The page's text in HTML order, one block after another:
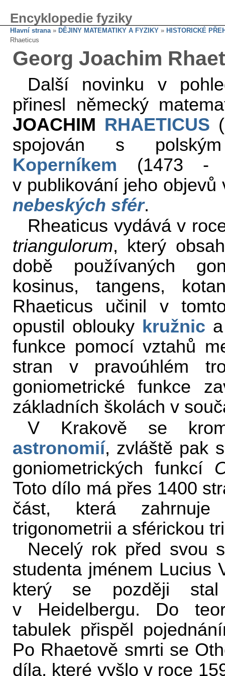
Encyklopedie fyziky
Hlavní strana» DĚJINY MATEMATIKY A FYZIKY » HISTORICKÉ
Rhaeticus
Georg Joachim
Další novinku v
přinesl německý
JOACHIM RHAETICUS
spojován s polským
Koperníkem (1473 -
v publikování jeho
nebeských sfér.
Rheaticus vydává v
triangulorum, který
době používaných
kosinus, tangens,
Rhaeticus učinil v
opustil oblouky kružnic
funkce pomocí vztahů
stran v pravoúhlém
goniometrické funkce
základních školách v
V Krakově se
astronomií, zvláště pak
goniometrických funkcí
Toto dílo má přes 1400
část, která zahrnuje
trigonometrii a sférickou
Necelý rok před svou
studenta jménem Lucius
který se později stal
v Heidelbergu. Do
tabulek přispěl
Po Rhaetově smrti se
díla, které vyšlo v roce